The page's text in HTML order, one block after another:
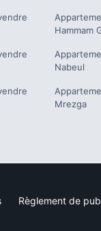
Hammam
Nabeul
Mrezga
Règlement de